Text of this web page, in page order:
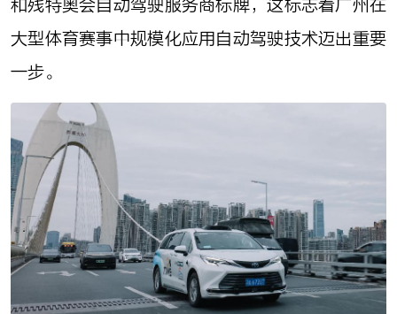
和残特奥会自动驾驶服务商标牌，这标志着广州在
大型体育赛事中规模化应用自动驾驶技术迈出重要
一步。